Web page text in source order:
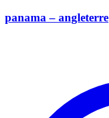
panama – angleterre